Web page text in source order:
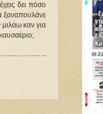
δει πόσο
ξαναπουλάνε
καν για